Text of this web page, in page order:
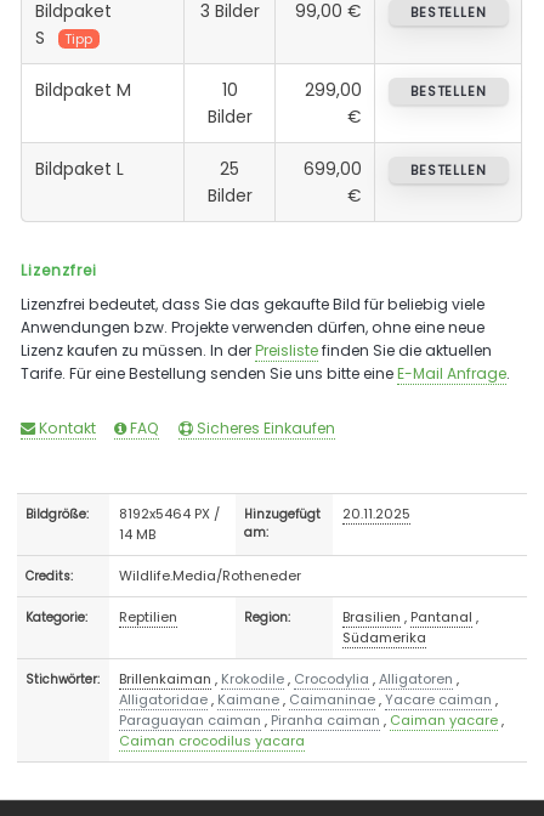
Bildpaket
S
Tipp
3 Bilder 99,00 € BESTELLEN
Bildpaket M
10
Bilder
299,00
€
BESTELLEN
Bildpaket L
25
Bilder
699,00
€
BESTELLEN
Lizenzfrei
Lizenzfrei bedeutet, dass Sie das gekaufte Bild für beliebig viele
Anwendungen bzw. Projekte verwenden dürfen, ohne eine neue
Lizenz kaufen zu müssen. In derPreislistefinden Sie die aktuellen
Tarife. Für eine Bestellung senden Sie uns bitte eineE-Mail Anfrage.
Kontakt FAQ Sicheres Einkaufen
Bildgröße:
8192x5464 PX /
14 MB
Hinzugefügt
am:
20.11.2025
Credits: Wildlife.Media/Rotheneder
Kategorie: Reptilien Region: Brasilien , Pantanal ,
Südamerika
Stichwörter: Brillenkaiman , Krokodile, Crocodylia ,Alligatoren ,
Alligatoridae, Kaimane, Caimaninae,Yacare caiman ,
Paraguayan caiman , Piranha caiman , Caiman yacare,
Caiman crocodilus yacara